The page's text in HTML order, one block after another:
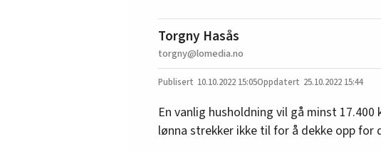
Torgny Hasås
torgny@lomedia.no
10.10.2022 15:05 25.10.2022 15:44
En vanlig husholdning vil gå minst
lønna strekker ikke til for å dekke opp for